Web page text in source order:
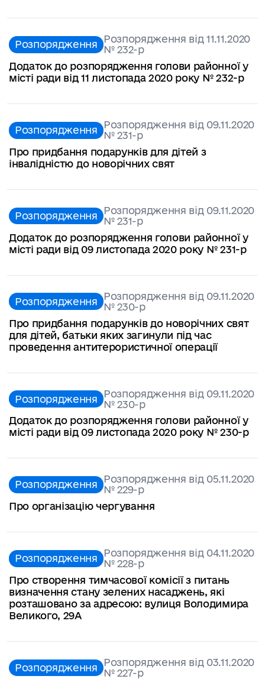
Розпорядження Розпорядження від 11.11.2020
№ 232-р
Додаток до розпорядження голови районної у
місті ради від 11 листопада 2020 року № 232-р
Розпорядження Розпорядження від 09.11.2020
№ 231-р
Про придбання подарунків для дітей з
інвалідністю до новорічних свят
Розпорядження Розпорядження від 09.11.2020
№ 231-р
Додаток до розпорядження голови районної у
місті ради від 09 листопада 2020 року № 231-р
Розпорядження Розпорядження від 09.11.2020
№ 230-р
Про придбання подарунків до новорічних свят
для дітей, батьки яких загинули під час
проведення антитерористичної операції
Розпорядження Розпорядження від 09.11.2020
№ 230-р
Додаток до розпорядження голови районної у
місті ради від 09 листопада 2020 року № 230-р
Розпорядження Розпорядження від 05.11.2020
№ 229-р
Про організацію чергування
Розпорядження Розпорядження від 04.11.2020
№ 228-р
Про створення тимчасової комісії з питань
визначення стану зелених насаджень, які
розташовано за адресою: вулиця Володимира
Великого, 29А
Розпорядження Розпорядження від 03.11.2020
№ 227-р